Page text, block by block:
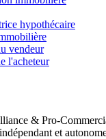
hypothécaire
vendeur
l'acheteur
& Pro-
et